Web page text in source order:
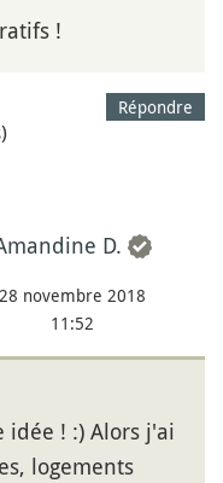
!
Répondre
D.
28 novembre 2018
11:52
! :) Alors j'ai
logements